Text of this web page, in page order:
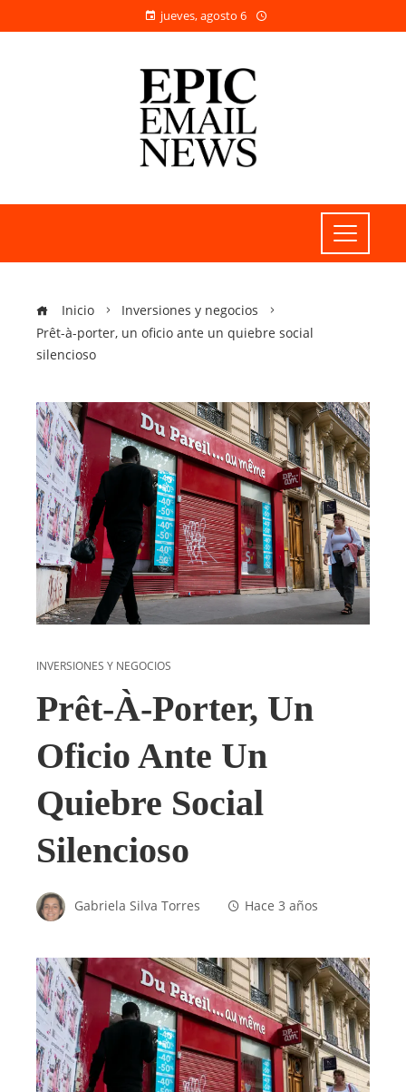
jueves, agosto 6
Inicio
Inversiones y negocios
Prêt-à-porter, un oficio ante un quiebre social
silencioso
INVERSIONES Y NEGOCIOS
Prêt-À-Porter, Un
Oficio Ante Un
Quiebre Social
Silencioso
Gabriela Silva Torres Hace 3 años